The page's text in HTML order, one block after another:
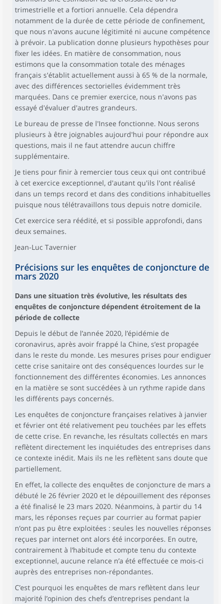
trimestrielle et a fortiori annuelle. Cela dépendra
notamment de la durée de cette période de confinement,
que nous n'avons aucune légitimité ni aucune compétence
à prévoir. La publication donne plusieurs hypothèses pour
fixer les idées. En matière de consommation, nous
estimons que la consommation totale des ménages
français s'établit actuellement aussi à 65 % de la normale,
avec des différences sectorielles évidemment très
marquées. Dans ce premier exercice, nous n'avons pas
essayé d'évaluer d'autres grandeurs.
Le bureau de presse de l'Insee fonctionne. Nous serons
plusieurs à être joignables aujourd'hui pour répondre aux
questions, mais il ne faut attendre aucun chiffre
supplémentaire.
Je tiens pour finir à remercier tous ceux qui ont contribué
à cet exercice exceptionnel, d'autant qu'ils l'ont réalisé
dans un temps record et dans des conditions inhabituelles
puisque nous télétravaillons tous depuis notre domicile.
Cet exercice sera réédité, et si possible approfondi, dans
deux semaines.
Jean-Luc Tavernier
Précisions sur les enquêtes de conjoncture de
mars 2020
Dans une situation très évolutive, les résultats des
enquêtes de conjoncture dépendent étroitement de la
période de collecte
Depuis le début de l’année 2020, l’épidémie de
coronavirus, après avoir frappé la Chine, s’est propagée
dans le reste du monde. Les mesures prises pour endiguer
cette crise sanitaire ont des conséquences lourdes sur le
fonctionnement des différentes économies. Les annonces
en la matière se sont succédées à un rythme rapide dans
les différents pays concernés.
Les enquêtes de conjoncture françaises relatives à janvier
et février ont été relativement peu touchées par les effets
de cette crise. En revanche, les résultats collectés en mars
reflètent directement les inquiétudes des entreprises dans
ce contexte inédit. Mais ils ne les reflètent sans doute que
partiellement.
En effet, la collecte des enquêtes de conjoncture de mars a
débuté le 26 février 2020 et le dépouillement des réponses
a été finalisé le 23 mars 2020. Néanmoins, à partir du 14
mars, les réponses reçues par courrier au format papier
n’ont pas pu être exploitées : seules les nouvelles réponses
reçues par internet ont alors été incorporées. En outre,
contrairement à l’habitude et compte tenu du contexte
exceptionnel, aucune relance n’a été effectuée ce mois-ci
auprès des entreprises non-répondantes.
C’est pourquoi les enquêtes de mars reflètent dans leur
majorité l’opinion des chefs d’entreprises pendant la